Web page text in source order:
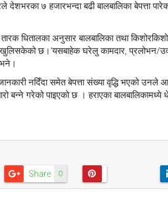
७ हजारभन्दा बढी बालबालिका बेपत्ता
तारक धितालका अनुसार बालबालिका तथा
छ।‘यसबाहेक घरेलु कामदार, प्रलोभन/
भने।
नदिँदा समेत बेपत्ता संख्या वृद्धि भएको
बन्ने गरेको पाइएको छ । हराएका
0
Share